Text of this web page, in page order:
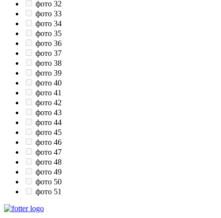
фото 32
фото 33
фото 34
фото 35
фото 36
фото 37
фото 38
фото 39
фото 40
фото 41
фото 42
фото 43
фото 44
фото 45
фото 46
фото 47
фото 48
фото 49
фото 50
фото 51